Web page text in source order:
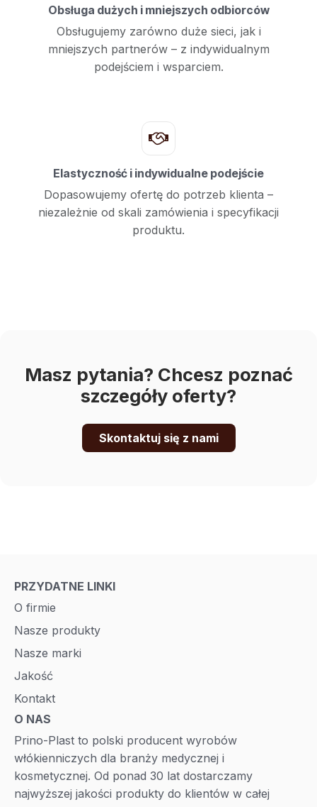
Obsługa dużych i mniejszych odbiorców
Obsługujemy zarówno duże sieci, jak i
mniejszych partnerów – z indywidualnym
podejściem i wsparciem.
Elastyczność i indywidualne podejście
Dopasowujemy ofertę do potrzeb klienta –
niezależnie od skali zamówienia i specyfikacji
produktu.
Masz pytania? Chcesz poznać
szczegóły oferty?
Skontaktuj się z nami
PRZYDATNE LINKI
O firmie
Nasze produkty
Nasze marki
Jakość
Kontakt
O NAS
Prino-Plast to polski producent wyrobów
włókienniczych dla branży medycznej i
kosmetycznej. Od ponad 30 lat dostarczamy
najwyższej jakości produkty do klientów w całej